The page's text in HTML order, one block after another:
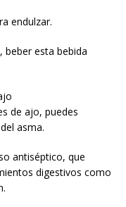
endulzar.
beber esta bebida
de ajo, puedes
asma.
antiséptico, que
digestivos como